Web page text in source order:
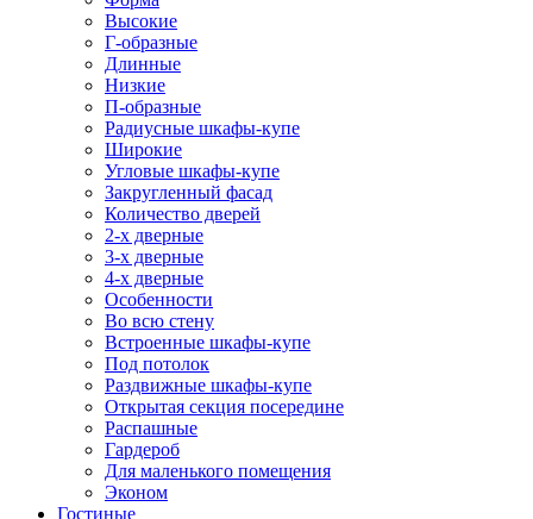
Высокие
Г-образные
Длинные
Низкие
П-образные
Радиусные шкафы-купе
Широкие
Угловые шкафы-купе
Закругленный фасад
Количество дверей
2-х дверные
3-х дверные
4-х дверные
Особенности
Во всю стену
Встроенные шкафы-купе
Под потолок
Раздвижные шкафы-купе
Открытая секция посередине
Распашные
Гардероб
Для маленького помещения
Эконом
Гостиные